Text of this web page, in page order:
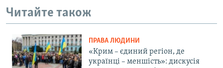
Читайте також
ПРАВА ЛЮДИНИ
«Крим – єдиний регіон, де
українці – меншість»: дискусія